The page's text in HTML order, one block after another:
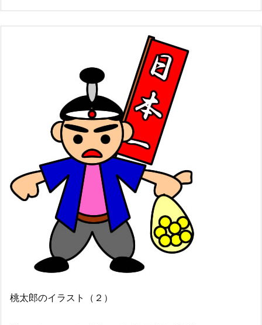
桃太郎のイラスト（２）